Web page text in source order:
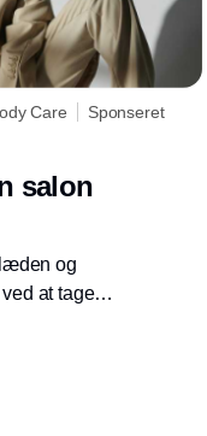
Care Sponseret
salon
og
at tage